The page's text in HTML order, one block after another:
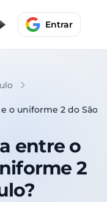
Entrar
o uniforme 2 do São
entre o
2